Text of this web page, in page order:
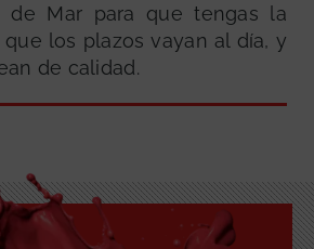
de Mar para que tengas la
los plazos vayan al día, y
de calidad.